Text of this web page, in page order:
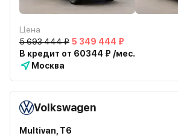
Цена
5 693 444 ₽ 5 349 444 ₽
В кредит от 60344 ₽ /мес.
Москва
Volkswagen
Multivan, T6